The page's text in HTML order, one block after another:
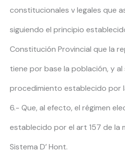
constitucionales v legales que
siguiendo el principio
Constitución Provincial que la
tiene por base la población, y
procedimiento establecido por
6.- Que, al efecto, el régimen
establecido por el art 157 de la
Sistema D’ Hont.